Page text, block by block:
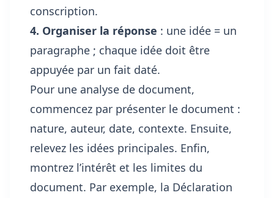
conscription.
4. Organiser la réponse : une idée = un
paragraphe ; chaque idée doit être
appuyée par un fait daté.
Pour une analyse de document,
commencez par présenter le document :
nature, auteur, date, contexte. Ensuite,
relevez les idées principales. Enfin,
montrez l’intérêt et les limites du
document. Par exemple, la Déclaration